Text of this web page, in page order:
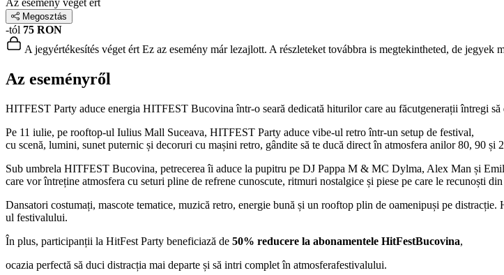
Megosztás
-tól 75 RON
A jegyértékesítés véget ért Ez az esemény már lezajlott. A részleteket továbbra is megtekintheted, de jegyek
Az eseményről
HITFEST Party aduce energia HITFEST Bucovina într-o seară dedicată hiturilor care au făcutgenerații întregi să
Pe 11 iulie, pe rooftop-ul Iulius Mall Suceava, HITFEST Party aduce vibe-ul retro într-un setup de festival,
cu scenă, lumini, sunet puternic și decoruri cu mașini retro, gândite să te ducă direct în atmosfera anilor 80, 90 și
Sub umbrela HITFEST Bucovina, petrecerea îi aduce la pupitru pe DJ Pappa M & MC Dylma, Alex Man și
care vor întreține atmosfera cu seturi pline de refrene cunoscute, ritmuri nostalgice și piese pe care le recunoști
Dansatori costumați, mascote tematice, muzică retro, energie bună și un rooftop plin de oamenipuși pe
ul festivalului.
În plus, participanții la HitFest Party beneficiază de 50% reducere la abonamentele HitFestBucovina,
ocazia perfectă să duci distracția mai departe și să intri complet în atmosferafestivalului.